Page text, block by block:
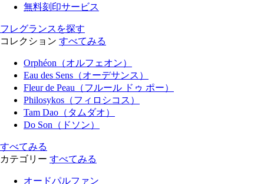
無料刻印サービス
フレグランスを探す
コレクション すべてみる
Orphéon（オルフェオン）
Eau des Sens（オーデサンス）
Fleur de Peau（フルール ドゥ ポー）
Philosykos（フィロシコス）
Tam Dao（タムダオ）
Do Son（ドソン）
すべてみる
カテゴリー すべてみる
オードパルファン